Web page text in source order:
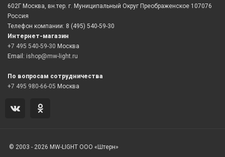
602Г Москва, вн.тер. г. Муниципальный Округ Преображенское 107076
Россия
Телефон компании: 8 (495) 540-59-30
Интернет-магазин
+7 495 540-59-30 Москва
Email: ishop@mw-light.ru
По вопросам сотрудничества
+7 495 980-66-05 Москва
© 2003 - 2026 MW-LIGHT ООО «Штерн»